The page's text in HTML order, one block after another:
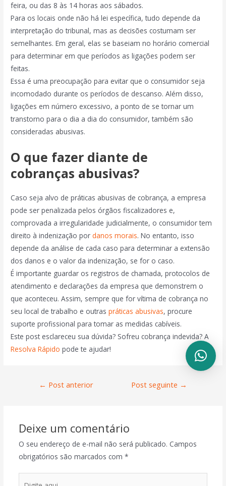
feira, ou das 8 às 14 horas aos sábados.
Para os locais onde não há lei específica, tudo depende da
interpretação do tribunal, mas as decisões costumam ser
semelhantes. Em geral, elas se baseiam no horário comercial
para determinar em que períodos as ligações podem ser
feitas.
Essa é uma preocupação para evitar que o consumidor seja
incomodado durante os períodos de descanso. Além disso,
ligações em número excessivo, a ponto de se tornar um
transtorno para o dia a dia do consumidor, também são
consideradas abusivas.
O que fazer diante de
cobranças abusivas?
Caso seja alvo de práticas abusivas de cobrança, a empresa
pode ser penalizada pelos órgãos fiscalizadores e,
comprovada a irregularidade judicialmente, o consumidor tem
direito à indenização pordanos morais. No entanto, isso
depende da análise de cada caso para determinar a extensão
dos danos e o valor da indenização, se for o caso.
É importante guardar os registros de chamada, protocolos de
atendimento e declarações da empresa que demonstrem o
que aconteceu. Assim, sempre que for vítima de cobrança no
seu local de trabalho e outraspráticas abusivas, procure
suporte profissional para tomar as medidas cabíveis.
Este post esclareceu sua dúvida? Sofreu cobrança indevida? A
Resolva Rápido pode te ajudar!
← Post anterior Post seguinte →
Deixe um comentário
O seu endereço de e-mail não será publicado. Campos
obrigatórios são marcados com *